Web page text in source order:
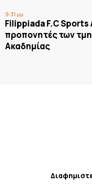
9:31 μμ
Filippiada F.C Sports
προπονητές των
Ακαδημίας